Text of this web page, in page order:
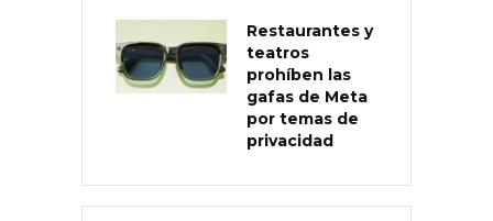
Restaurantes y
teatros
prohíben las
gafas de Meta
por temas de
privacidad